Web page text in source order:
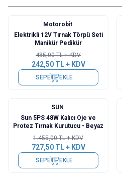
Motorobit
Elektrikli 12V Tırnak Törpü Seti
Manikür Pedikür
485,00TL + KDV
242,50TL + KDV
SEPETE EKLE
SUN
Sun 5PS 48W Kalıcı Oje ve
Protez Tırnak Kurutucu - Beyaz
1.455,00TL + KDV
727,50TL + KDV
SEPETE EKLE